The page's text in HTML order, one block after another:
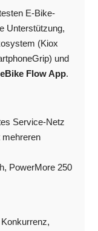
E-Bike-
Unterstützung,
(Kiox
und
eBike Flow App.
Service-Netz
PowerMore 250